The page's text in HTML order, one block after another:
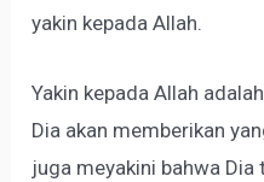
yakin kepada Allah.
Yakin kepada Allah
Dia akan memberikan
juga meyakini bahwa